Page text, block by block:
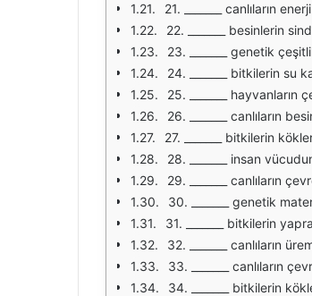
21. _______ canlıların
22. _______ besinlerin
23. _______ genetik
24. _______ bitkilerin su
25. _______
26. _______ canlıların
27. _______ bitkilerin
28. _______ insan
29. _______ canlıların
30. _______ genetik
31. _______ bitkilerin
32. _______ canlıların
33. _______ canlıların
34. _______ bitkilerin